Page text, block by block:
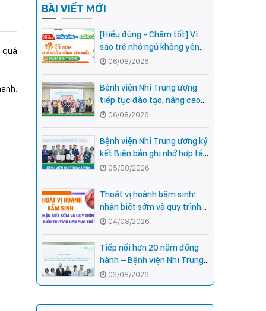
BÀI VIẾT MỚI
[Hiểu đúng - Chăm tốt] Vì
sao trẻ nhỏ ngủ không yên
giấc - Đâu là bình thường,
đâu là dấu hiệu cần đi khám
ngay?
06/08/2026
Bệnh viện Nhi Trung ương
tiếp tục đào tạo, nâng cao
năng lực khám, chữa bệnh
Nhi khoa cho cán bộ y tế tại
các tỉnh miền núi phía Bắc
06/08/2026
Bệnh viện Nhi Trung ương ký
kết Biên bản ghi nhớ hợp tác
với Bệnh viện Nhi Quốc gia
Campuchia
05/08/2026
Thoát vị hoành bẩm sinh:
nhận biết sớm và quy trình
điều trị tích hợp cho trẻ -
chia sẻ từ các chuyên gia
hàng đầu của Bệnh Viện Nhi
Trung ương
04/08/2026
Tiếp nối hơn 20 năm đồng
hành – Bệnh viện Nhi Trung
ương và Tổ chức Orbis (Hoa
Kỳ) tăng cường hợp tác, mở
03/08/2026